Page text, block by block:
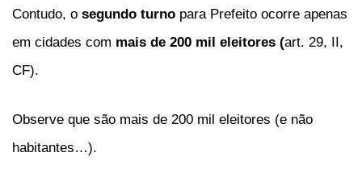
Contudo, o segundo turno para Prefeito ocorre apenas
em cidades com mais de 200 mil eleitores (art. 29, II,
CF).
Observe que são mais de 200 mil eleitores (e não
habitantes…).